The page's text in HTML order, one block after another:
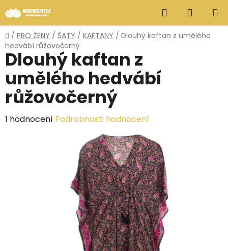
na
obsah
Hledat
KOŠÍK
Domů
/ PRO ŽENY / ŠATY / KAFTANY / Dlouhý kaftan z umělého
hedvábí růžovočerný
Dlouhý kaftan z
umělého hedvábí
růžovočerný
Průměrné
1 hodnocení Podrobnosti hodnocení